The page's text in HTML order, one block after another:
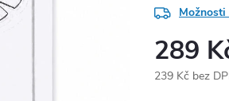
Možnosti
289
239 Kč bez